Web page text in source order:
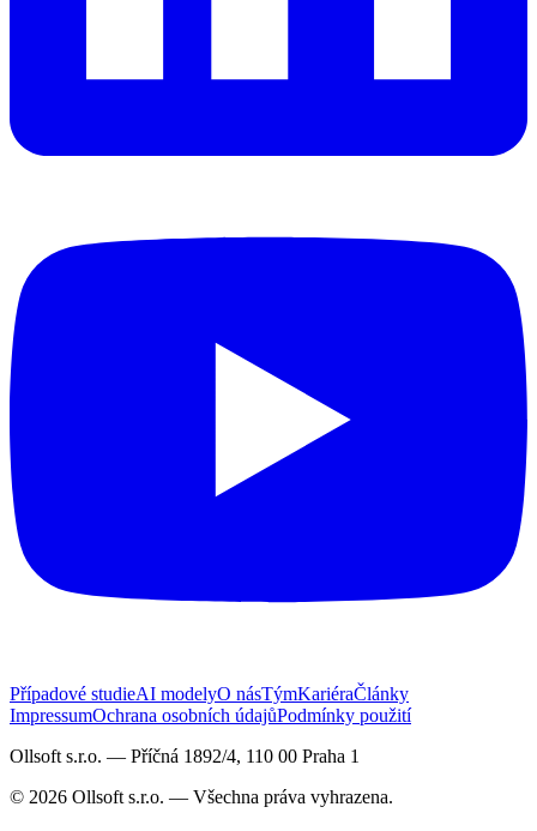
Případové studieAI modelyO násTýmKariéraČlánky
ImpressumOchrana osobních údajůPodmínky použití
Ollsoft s.r.o. — Příčná 1892/4, 110 00 Praha 1
© 2026 Ollsoft s.r.o. — Všechna práva vyhrazena.